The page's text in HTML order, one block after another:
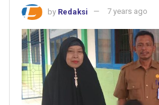
by Redaksi 7 years ago